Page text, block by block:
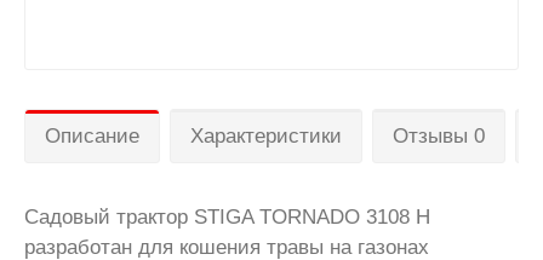
Описание Характеристики Отзывы 0
Садовый трактор STIGA TORNADO 3108 H
разработан для кошения травы на газонах